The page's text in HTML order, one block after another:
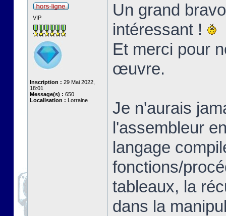
VIP
Inscription : 29 Mai 2022,
18:01
Message(s) : 650
Localisation : Lorraine
Un grand
intéressant !
Et merci pour
œuvre.
Je n'aurais
l'assembleur
langage
fonctions/
tableaux, la
dans la